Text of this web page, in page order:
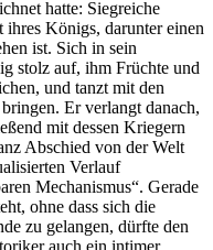
hatte: Siegreiche
Königs, darunter einen
ist. Sich in sein
stolz auf, ihm Früchte und
und tanzt mit den
Er verlangt danach,
mit dessen Kriegern
Abschied von der Welt
Verlauf
Mechanismus“. Gerade
ohne dass sich die
zu gelangen, dürfte den